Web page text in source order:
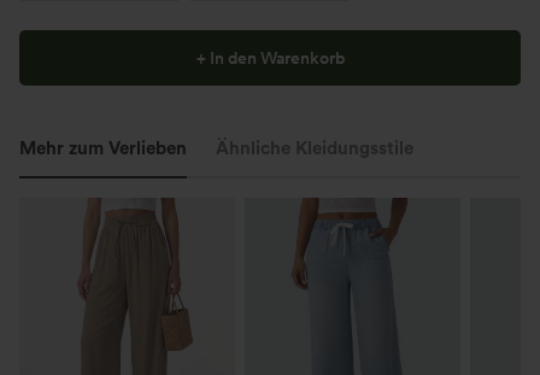
+ In den Warenkorb
Mehr zum Verlieben Ähnliche Kleidungsstile